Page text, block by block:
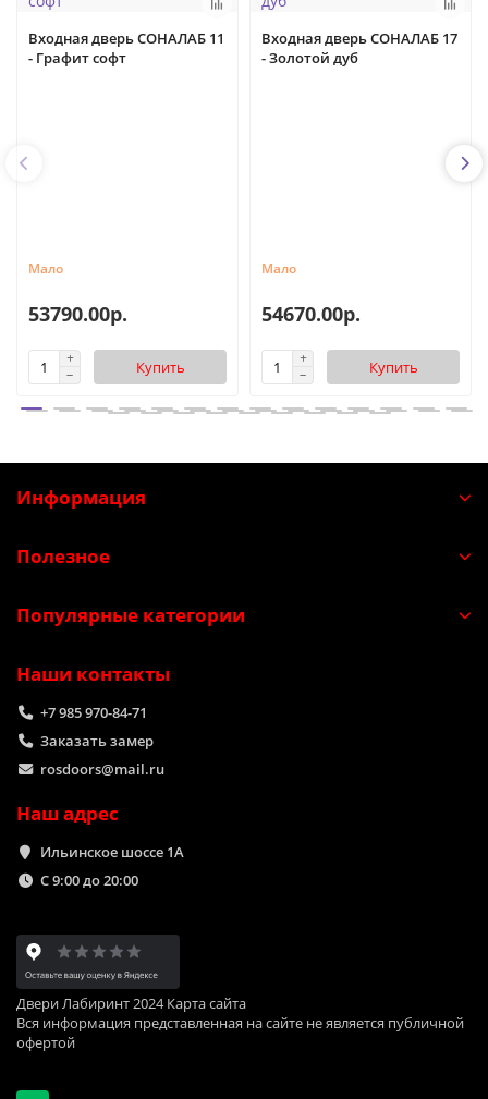
Входная дверь СОНАЛАБ 11
- Графит софт
Мало
53790.00р.
Купить
Входная дверь СОНАЛАБ 17
- Золотой дуб
Мало
54670.00р.
Купить
Информация
Полезное
Популярные категории
Наши контакты
+7 985 970-84-71
Заказать замер
rosdoors@mail.ru
Наш адрес
Ильинское шоссе 1А
C 9:00 до 20:00
Двери Лабиринт 2024 Карта сайта
Вся информация представленная на сайте не является публичной
офертой